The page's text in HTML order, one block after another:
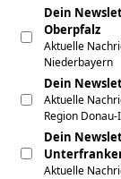
Dein
Oberpfalz
Aktuelle
Niederbayern
Dein
Aktuelle
Region
Dein
Aktuelle